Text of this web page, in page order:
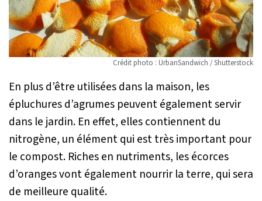
Crédit photo : UrbanSandwich / Shutterstock
En plus d’être utilisées dans la maison, les
épluchures d’agrumes peuvent également servir
dans le jardin. En effet, elles contiennent du
nitrogène, un élément qui est très important pour
le compost. Riches en nutriments, les écorces
d’oranges vont également nourrir la terre, qui sera
de meilleure qualité.